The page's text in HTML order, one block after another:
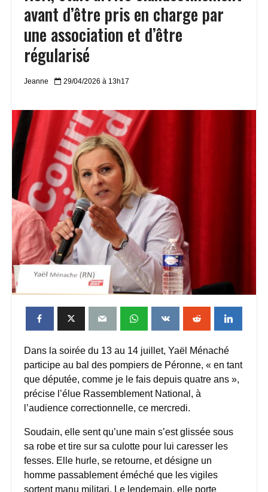
avant d’être pris en charge par
une association et d’être
régularisé
Jeanne 29/04/2026 à 13h17
Dans la soirée du 13 au 14 juillet, Yaël Ménaché
participe au bal des pompiers de Péronne, « en tant
que députée, comme je le fais depuis quatre ans »,
précise l’élue Rassemblement National, à
l’audience correctionnelle, ce mercredi.
Soudain, elle sent qu’une main s’est glissée sous
sa robe et tire sur sa culotte pour lui caresser les
fesses. Elle hurle, se retourne, et désigne un
homme passablement éméché que les vigiles
sortent manu militari. Le lendemain, elle porte